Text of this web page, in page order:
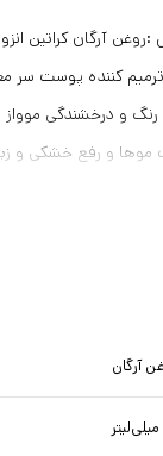
آرگان انزو حجم ۶۰ مل :روغن آرگان
کننده پوست سر
و درخشندگی موواز
موها و رفع خشکی و
آرگان